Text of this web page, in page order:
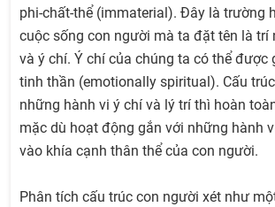
phi-chất-thể (immaterial). Đây là trường
cuộc sống con người mà ta đặt tên là trí
và ý chí. Ý chí của chúng ta có thể được
tinh thần (emotionally spiritual). Cấu
những hành vi ý chí và lý trí thì hoàn
mặc dù hoạt động gắn với những hành
vào khía cạnh thân thể của con người.
Phân tích cấu trúc con người xét như